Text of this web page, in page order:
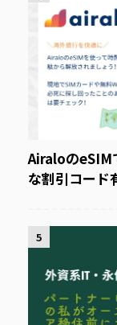
AiraloのeSIM
な割引コード
5